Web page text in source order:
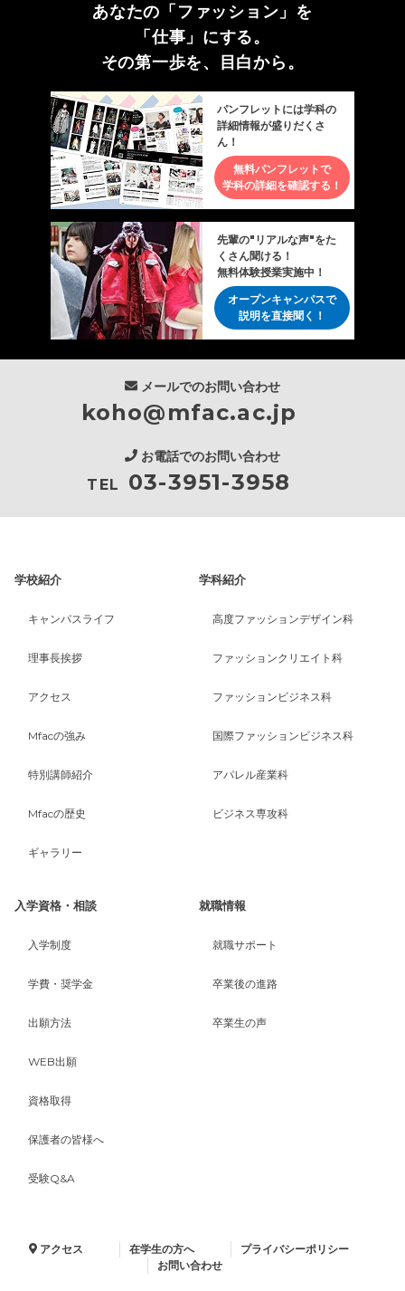
あなたの「ファッション」を
「仕事」にする。
その第一歩を、目白から。
パンフレットには学科の
詳細情報が盛りだくさ
ん！
無料パンフレットで
学科の詳細を確認する！
先輩の"リアルな声"をた
くさん聞ける！
無料体験授業実施中！
オープンキャンパスで
説明を直接聞く！
メールでのお問い合わせ
koho@mfac.ac.jp
お電話でのお問い合わせ
TEL 03-3951-3958
学校紹介
キャンパスライフ
理事長挨拶
アクセス
Mfacの強み
特別講師紹介
Mfacの歴史
ギャラリー
学科紹介
高度ファッションデザイン科
ファッションクリエイト科
ファッションビジネス科
国際ファッションビジネス科
アパレル産業科
ビジネス専攻科
入学資格・相談
入学制度
学費・奨学金
出願方法
WEB出願
資格取得
保護者の皆様へ
受験Q&A
就職情報
就職サポート
卒業後の進路
卒業生の声
アクセス 在学生の方へ
プライバシーポリシー
お問い合わせ